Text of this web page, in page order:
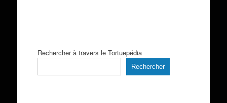
Rechercher à travers le Tortuepédia
Rechercher